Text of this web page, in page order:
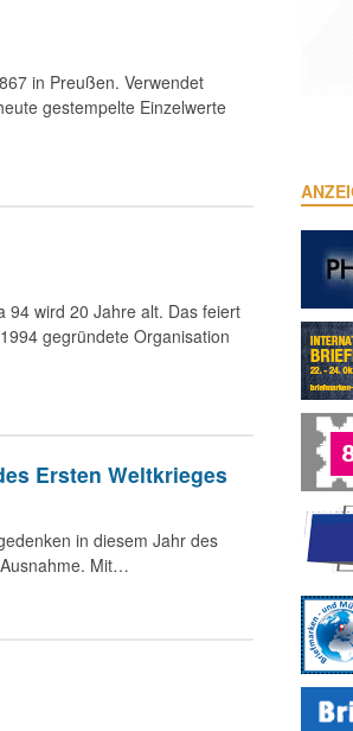
in Preußen. Verwendet
gestempelte Einzelwerte
94 wird 20 Jahre alt. Das feiert
gegründete Organisation
Ersten Weltkrieges
in diesem Jahr des
Mit…